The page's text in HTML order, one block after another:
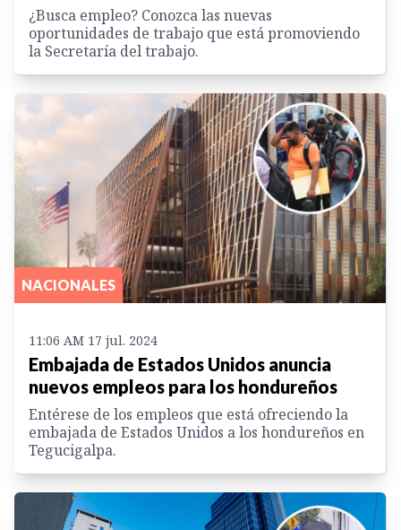
¿Busca empleo? Conozca las nuevas
oportunidades de trabajo que está promoviendo
la Secretaría del trabajo.
NACIONALES
11:06 AM 17 jul. 2024
Embajada de Estados Unidos anuncia
nuevos empleos para los hondureños
Entérese de los empleos que está ofreciendo la
embajada de Estados Unidos a los hondureños en
Tegucigalpa.